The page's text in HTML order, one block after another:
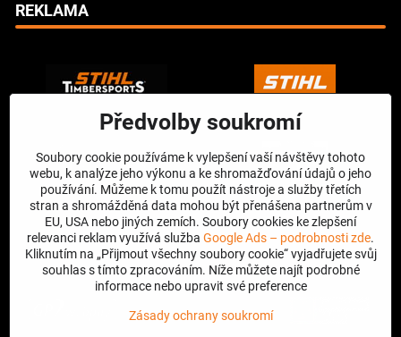
REKLAMA
Předvolby soukromí
Soubory cookie používáme k vylepšení vaší návštěvy tohoto
webu, k analýze jeho výkonu a ke shromažďování údajů o jeho
používání. Můžeme k tomu použít nástroje a služby třetích
stran a shromážděná data mohou být přenášena partnerům v
EU, USA nebo jiných zemích. Soubory cookies ke zlepšení
relevanci reklam využívá služba Google Ads – podrobnosti zde.
Kliknutím na „Přijmout všechny soubory cookie“ vyjadřujete svůj
souhlas s tímto zpracováním. Níže můžete najít podrobné
informace nebo upravit své preference
Zásady ochrany soukromí